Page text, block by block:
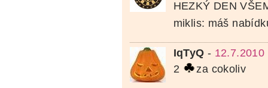
HEZKÝ DEN
miklis: máš
IqTyQ - 12.7.2010
2
za cokoliv